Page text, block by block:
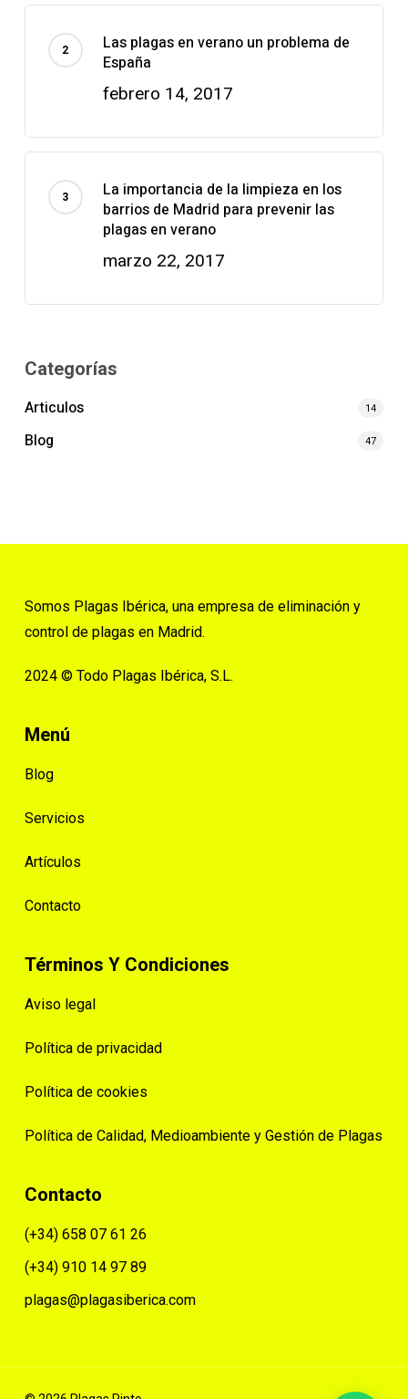
Las plagas en verano un problema de
España
febrero 14, 2017
La importancia de la limpieza en los
barrios de Madrid para prevenir las
plagas en verano
marzo 22, 2017
Categorías
Articulos
14
Blog 47
Somos Plagas Ibérica, una empresa de eliminación y
control de plagas en Madrid.
2024 © Todo Plagas Ibérica, S.L.
Menú
Blog
Servicios
Artículos
Contacto
Términos Y Condiciones
Aviso legal
Política de privacidad
Política de cookies
Política de Calidad, Medioambiente y Gestión de Plagas
Contacto
(+34) 658 07 61 26
(+34) 910 14 97 89
plagas@plagasiberica.com